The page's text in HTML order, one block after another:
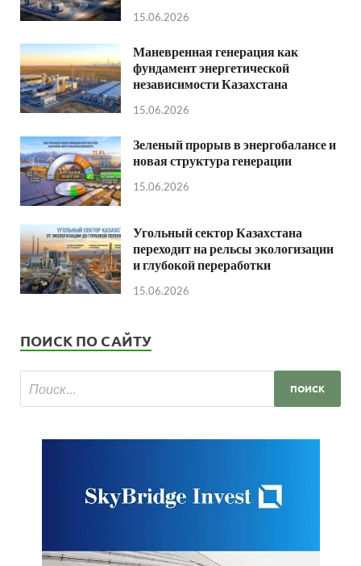
15.06.2026
Маневренная генерация как
фундамент энергетической
независимости Казахстана
15.06.2026
Зеленый прорыв в энергобалансе и
новая структура генерации
15.06.2026
Угольный сектор Казахстана
переходит на рельсы экологизации
и глубокой переработки
15.06.2026
ПОИСК ПО САЙТУ